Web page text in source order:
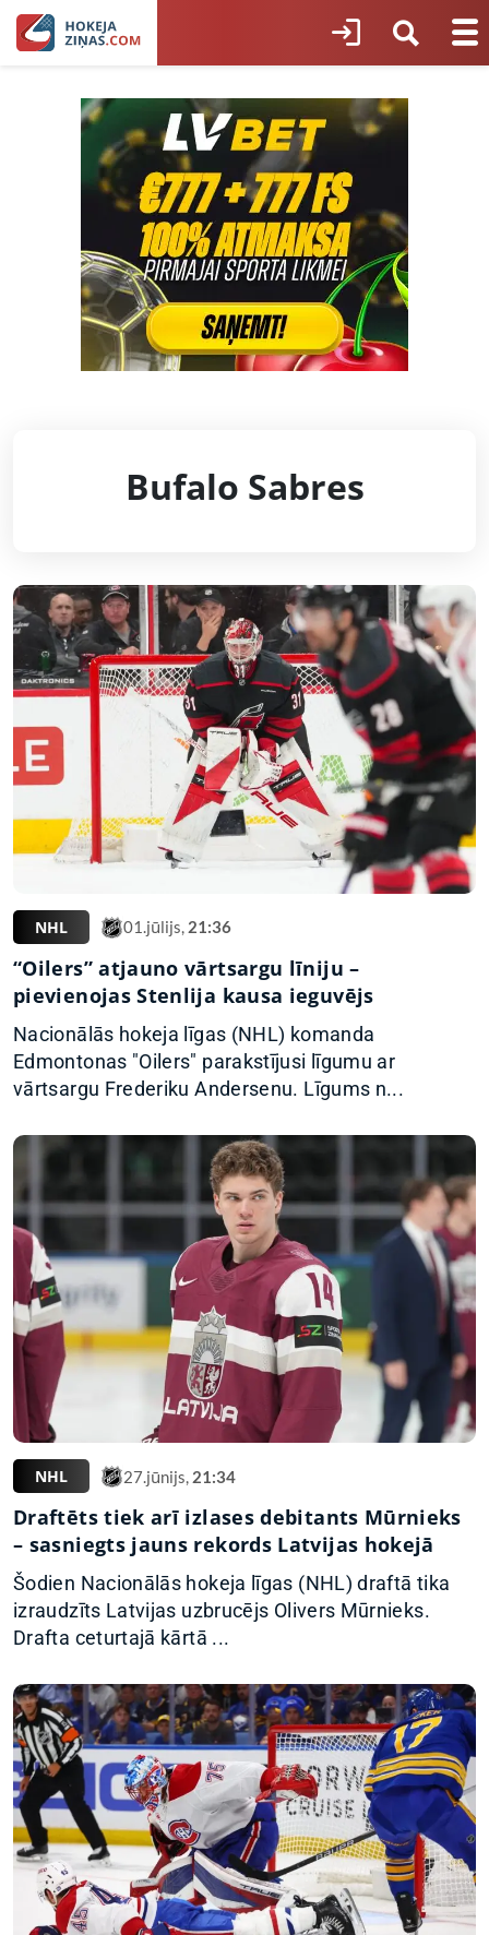
Bufalo Sabres
NHL 01.jūlijs, 21:36
“Oilers” atjauno vārtsargu līniju –
pievienojas Stenlija kausa ieguvējs
Nacionālās hokeja līgas (NHL) komanda
Edmontonas "Oilers" parakstījusi līgumu ar
vārtsargu Frederiku Andersenu. Līgums n...
NHL 27.jūnijs, 21:34
Draftēts tiek arī izlases debitants Mūrnieks
– sasniegts jauns rekords Latvijas hokejā
Šodien Nacionālās hokeja līgas (NHL) draftā tika
izraudzīts Latvijas uzbrucējs Olivers Mūrnieks.
Drafta ceturtajā kārtā ...